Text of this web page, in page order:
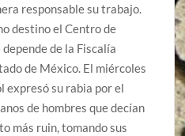
responsable su trabajo.
destino el Centro de
de la Fiscalía
de México. El miércoles
expresó su rabia por el
de hombres que decían
más ruin, tomando sus